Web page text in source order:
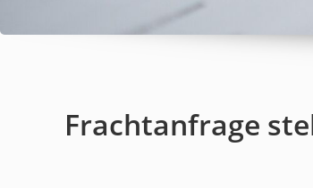
Frachtanfrage